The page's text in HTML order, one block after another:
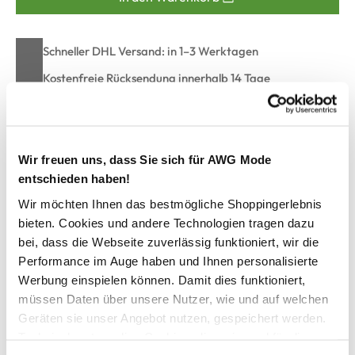
Wir freuen uns, dass Sie sich für AWG Mode
entschieden haben!
Wir möchten Ihnen das bestmögliche Shoppingerlebnis
bieten. Cookies und andere Technologien tragen dazu
bei, dass die Webseite zuverlässig funktioniert, wir die
Performance im Auge haben und Ihnen personalisierte
Werbung einspielen können. Damit dies funktioniert,
müssen Daten über unsere Nutzer, wie und auf welchen
Geräten sie unser Angebot nutzen, gespeichert werden.
Schneller DHL Versand: in 1–3 Werktagen
Kostenfreie Rücksendung innerhalb 14 Tage
Kostenlose Filiallieferung in Ihre Wunschfiliale
Zur Wunschliste hinzufügen
Herren Henleyshirt in melierter Streifenoptik
modisches Henleyshirt von Jim Spencer
Flachstrickumrandung am Ausschnitt und an den Ärmeln
kurze Knopfleiste